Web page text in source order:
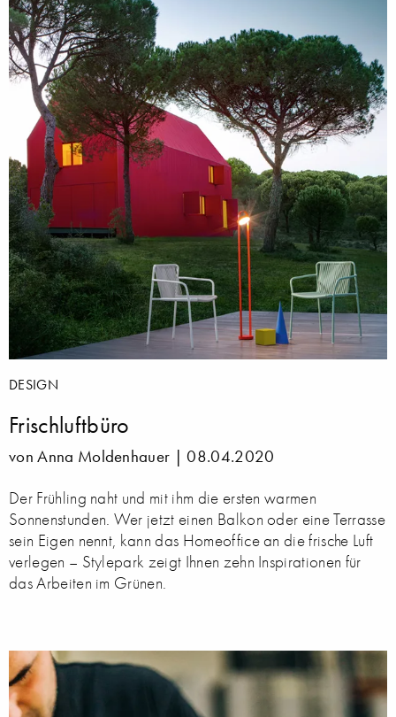
DESIGN
Frischluftbüro
von Anna Moldenhauer |08.04.2020
Der Frühling naht und mit ihm die ersten warmen
Sonnenstunden. Wer jetzt einen Balkon oder eine Terrasse
sein Eigen nennt, kann das Homeoffice an die frische Luft
verlegen – Stylepark zeigt Ihnen zehn Inspirationen für
das Arbeiten im Grünen.